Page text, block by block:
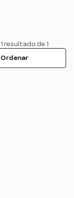
1 resultado de 1
Ordenar